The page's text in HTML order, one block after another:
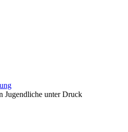
Jugendliche unter Druck